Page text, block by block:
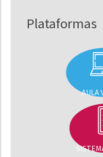
Plataformas
AULA